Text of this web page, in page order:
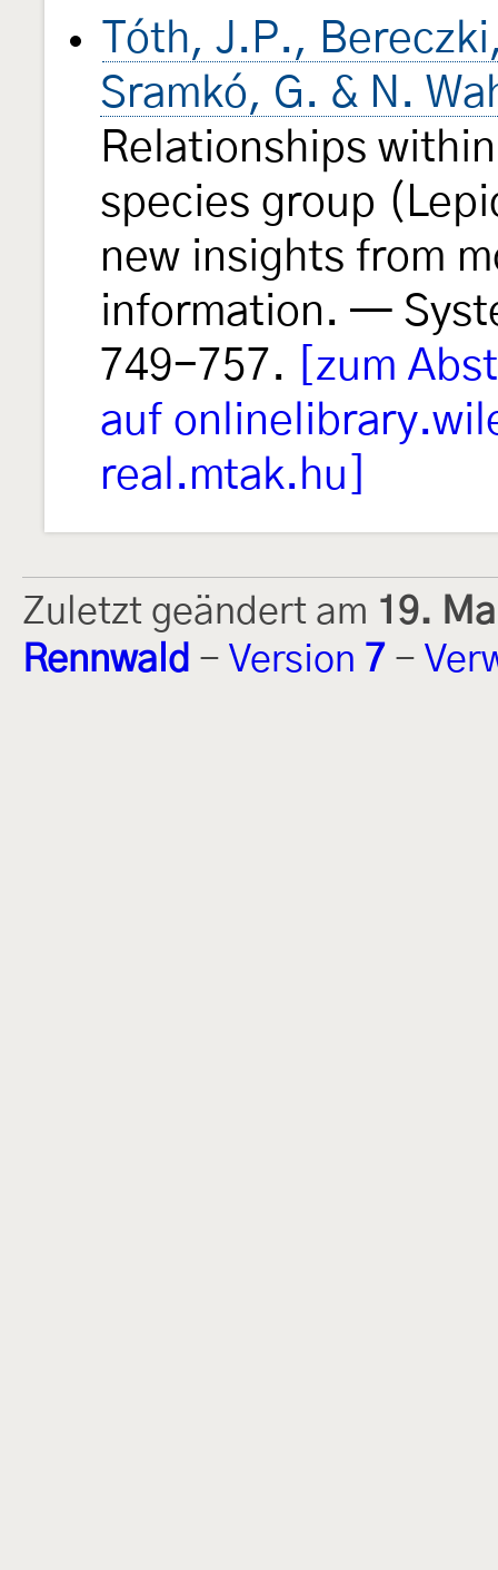
Tóth, J.P.,
Sramkó, G. & N.
Relationships
species group
new insights from
information. —
749-757.
[zum
auf
real.mtak.hu]
Zuletzt geändert am 19.
Rennwald - Version 7 -